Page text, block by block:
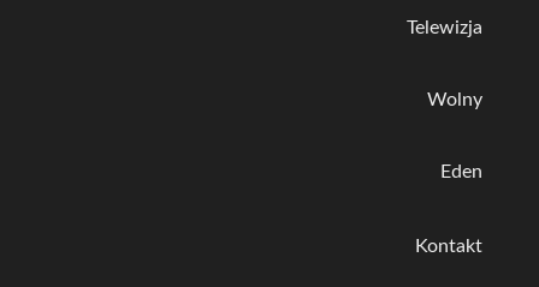
Telewizja
Wolny
Eden
Kontakt